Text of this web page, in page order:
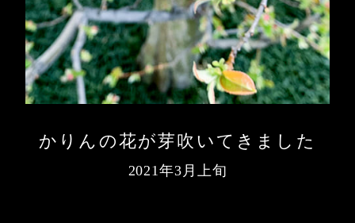
かりんの花が芽吹いてきました
2021年3月上旬